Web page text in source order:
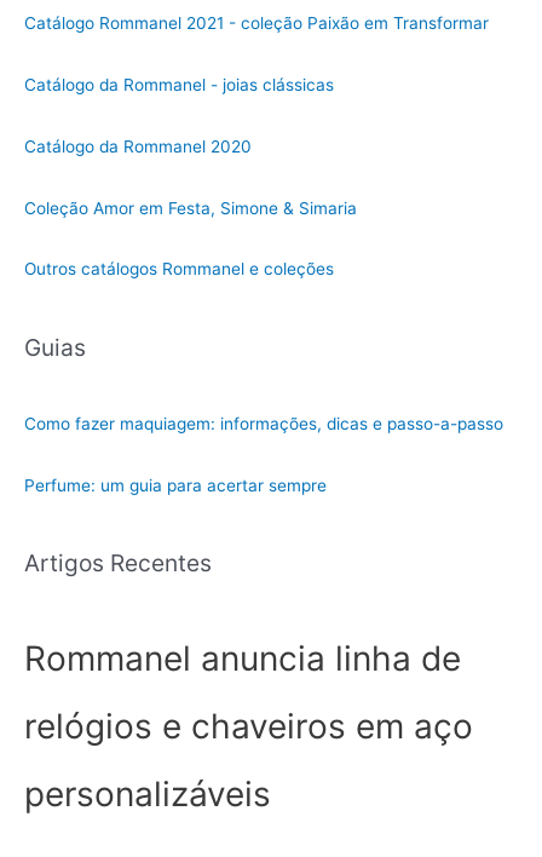
Catálogo Rommanel 2021 - coleção Paixão em Transformar
Catálogo da Rommanel - joias clássicas
Catálogo da Rommanel 2020
Coleção Amor em Festa, Simone & Simaria
Outros catálogos Rommanel e coleções
Guias
Como fazer maquiagem: informações, dicas e passo-a-passo
Perfume: um guia para acertar sempre
Artigos Recentes
Rommanel anuncia linha de
relógios e chaveiros em aço
personalizáveis